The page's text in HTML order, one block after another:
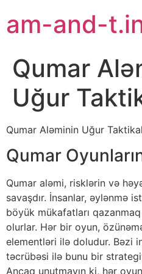
am-and-
Qumar
Uğur
Qumar Aləminin Uğur
Qumar
Qumar aləmi, risklərin və
savaşdır. İnsanlar, əylənmə
böyük mükafatları
olurlar. Hər bir oyun,
elementləri ilə doludur. Bəzi
təcrübəsi ilə bunu bir
Ancaq unutmayın ki, hər